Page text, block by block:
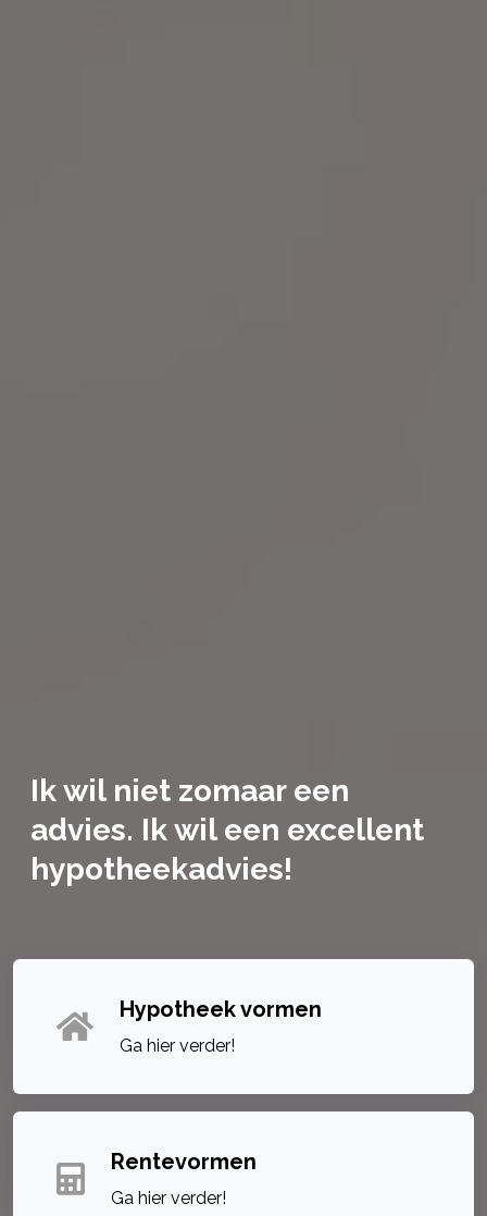
Ik wil niet zomaar een
advies. Ik wil een excellent
hypotheekadvies!
Hypotheek vormen
Ga hier verder!
Rentevormen
Ga hier verder!